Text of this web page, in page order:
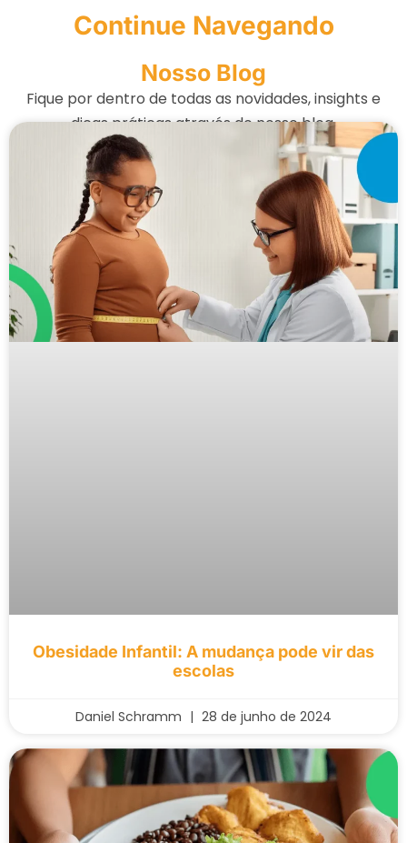
Continue Navegando
Nosso Blog
Fique por dentro de todas as novidades, insights e
dicas práticas através do nosso blog.
Obesidade Infantil: A mudança pode vir das
escolas
Daniel Schramm 28 de junho de 2024